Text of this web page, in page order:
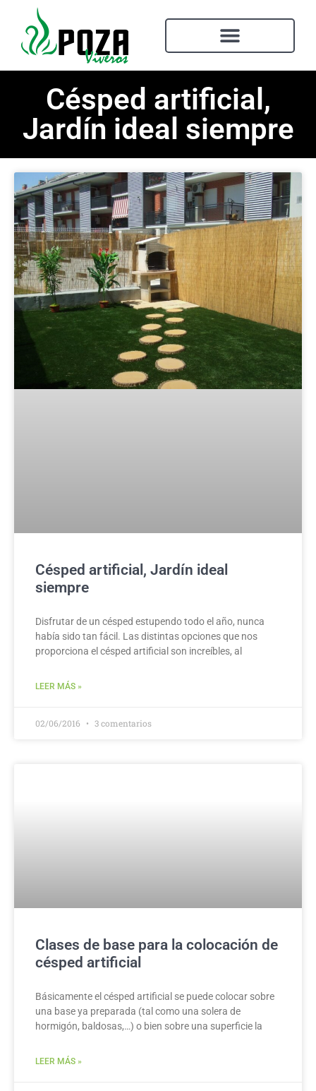
Césped artificial,
Jardín ideal siempre
Césped artificial, Jardín ideal
siempre
Disfrutar de un césped estupendo todo el año, nunca
había sido tan fácil. Las distintas opciones que nos
proporciona el césped artificial son increíbles, al
LEER MÁS »
02/06/2016 3 comentarios
Clases de base para la colocación de
césped artificial
Básicamente el césped artificial se puede colocar sobre
una base ya preparada (tal como una solera de
hormigón, baldosas,…) o bien sobre una superficie la
LEER MÁS »